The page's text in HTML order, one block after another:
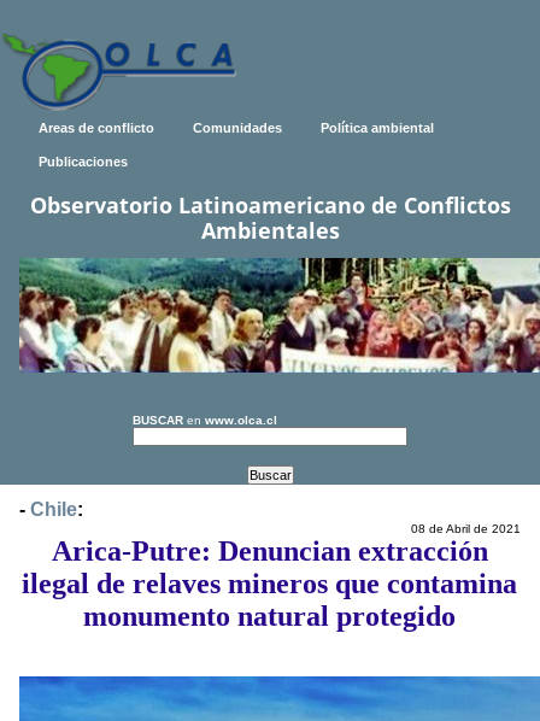
Areas de conflicto Comunidades Política ambiental
Publicaciones
Observatorio Latinoamericano de Conflictos
Ambientales
BUSCAR en www.olca.cl
- Chile:
08 de Abril de 2021
Arica-Putre: Denuncian extracción
ilegal de relaves mineros que contamina
monumento natural protegido